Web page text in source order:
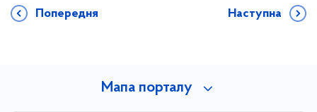
Попередня Наступна
Мапа порталу